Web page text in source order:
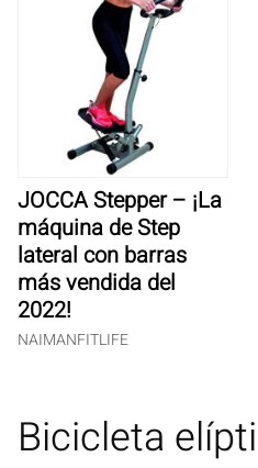
JOCCA Stepper – ¡La
máquina de Step
lateral con barras
más vendida del
2022!
NAIMANFITLIFE
Bicicleta